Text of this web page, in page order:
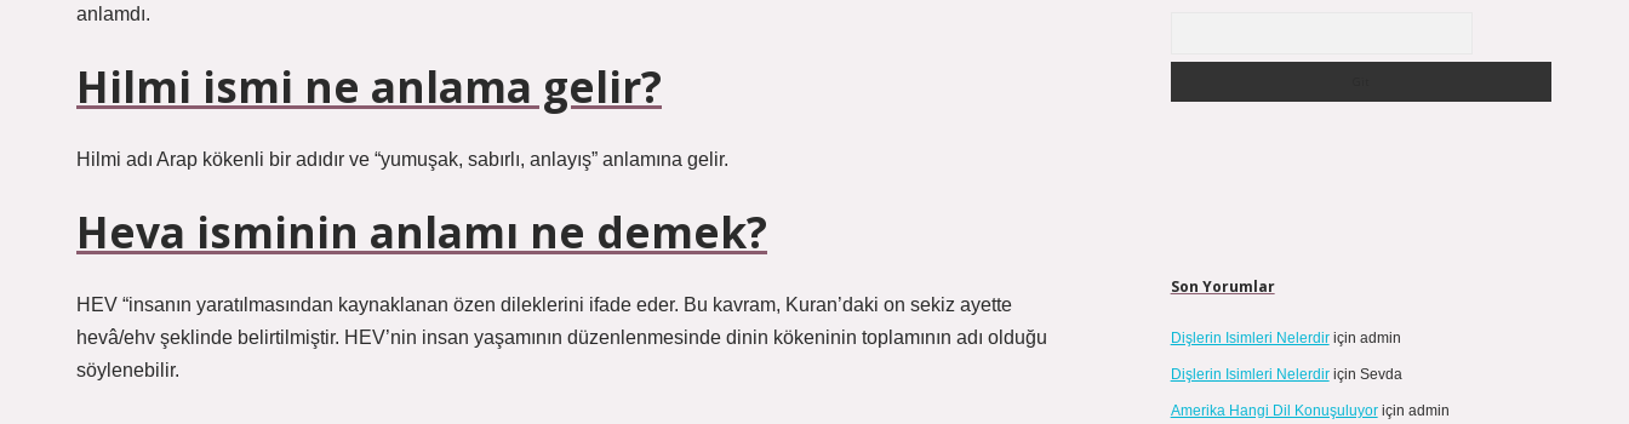
anlamdı.
Hilmi ismi ne anlama gelir?
Hilmi adı Arap kökenli bir adıdır ve “yumuşak, sabırlı, anlayış” anlamına gelir.
Heva isminin anlamı ne demek?
HEV “insanın yaratılmasından kaynaklanan özen dileklerini ifade eder. Bu kavram, Kuran’daki on sekiz ayette
hevâ/ehv şeklinde belirtilmiştir. HEV’nin insan yaşamının düzenlenmesinde dinin kökeninin toplamının adı olduğu
söylenebilir.
Son Yorumlar
Dişlerin Isimleri Nelerdiriçin admin
Dişlerin Isimleri Nelerdiriçin Sevda
Amerika Hangi Dil Konuşuluyoriçin admin